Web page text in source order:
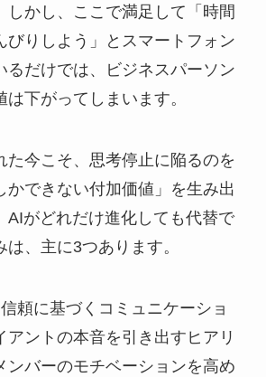
しかし、ここで満足して「時間
びりしよう」とスマートフォン
るだけでは、ビジネスパーソン
は下がってしまいます。
た今こそ、思考停止に陥るのを
かできない付加価値」を生み出
AIがどれだけ進化しても代替で
、主に3つあります。
頼に基づくコミュニケーショ
アントの本音を引き出すヒアリ
ンバーのモチベーションを高め